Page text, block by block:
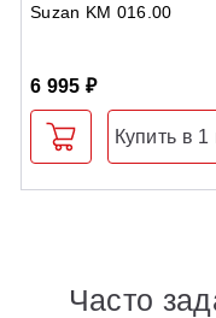
Suzan KM 016.00
6 995 ₽
Купить в 1
Часто